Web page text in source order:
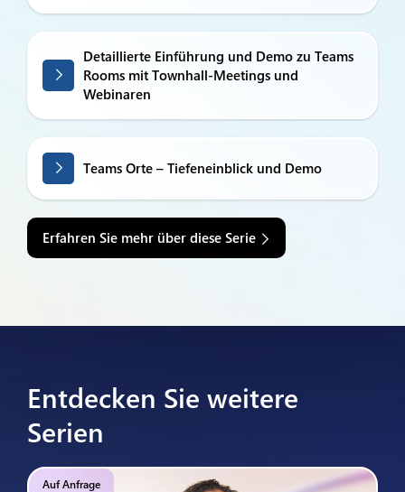
Detaillierte Einführung und Demo zu Teams
Rooms mit Townhall-Meetings und
Webinaren
Teams Orte – Tiefeneinblick und Demo
Erfahren Sie mehr über diese Serie
Entdecken Sie weitere
Serien
Auf Anfrage